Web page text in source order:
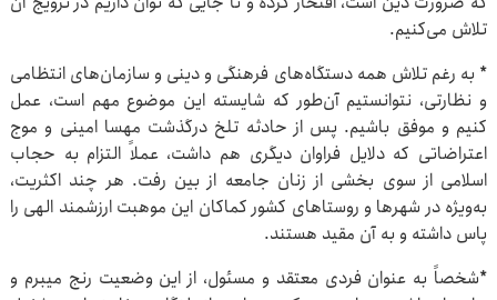
تلاش می‌کنیم.
* به رغم تلاش همه‌ دستگاه‌های فرهنگی و دینی و سازمان‌های انتظامی
و نظارتی، نتوانستیم آن‌طور که شایسته‌ این موضوع مهم است، عمل
کنیم و موفق باشیم. پس از حادثه‌ تلخ درگذشت مهسا امینی و موج
اعتراضاتی که دلایل فراوان دیگری هم داشت، عملاً التزام به حجاب
اسلامی از سوی بخشی از زنان جامعه از بین رفت. هر چند اکثریت،
به‌ویژه در شهرها و روستاهای کشور کماکان این موهبت ارزشمند الهی را
پاس داشته و به آن مقید هستند.
*شخصاً به عنوان فردی معتقد و مسئول، از این وضعیت رنج می‎برم و